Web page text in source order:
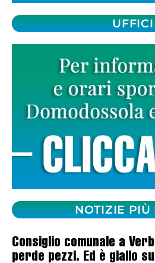
UFFICI
NOTIZIE PIÙ
Consiglio comunale a
perde pezzi. Ed è giallo